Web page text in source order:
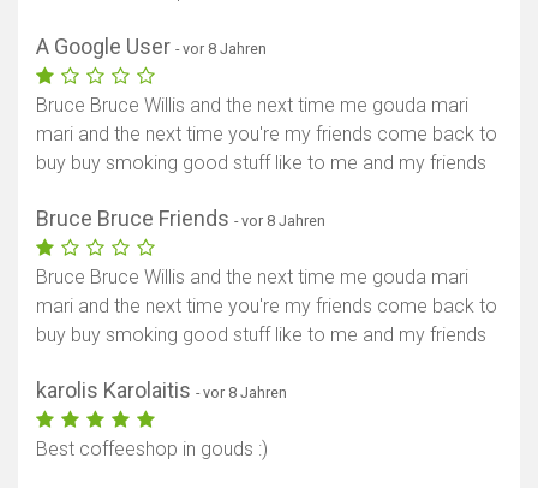
A Google User - vor 8 Jahren
Bruce Bruce Willis and the next time me gouda mari
mari and the next time you're my friends come back to
buy buy smoking good stuff like to me and my friends
Bruce Bruce Friends - vor 8 Jahren
Bruce Bruce Willis and the next time me gouda mari
mari and the next time you're my friends come back to
buy buy smoking good stuff like to me and my friends
karolis Karolaitis - vor 8 Jahren
Best coffeeshop in gouds :)